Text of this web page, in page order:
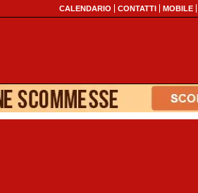
CALENDARIO CONTATTI MOBILE